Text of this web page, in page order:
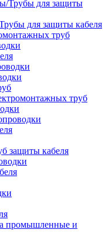
для защиты кабеля
труб
труб
защиты кабеля